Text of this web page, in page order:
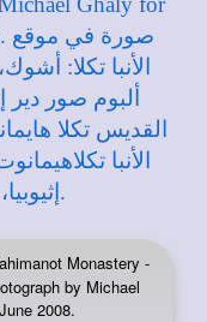
Monastery -
by Michael
2008.